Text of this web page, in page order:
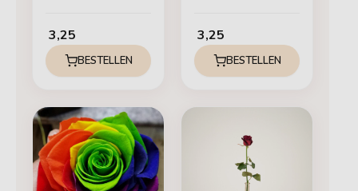
3,25
BESTELLEN
3,25
BESTELLEN